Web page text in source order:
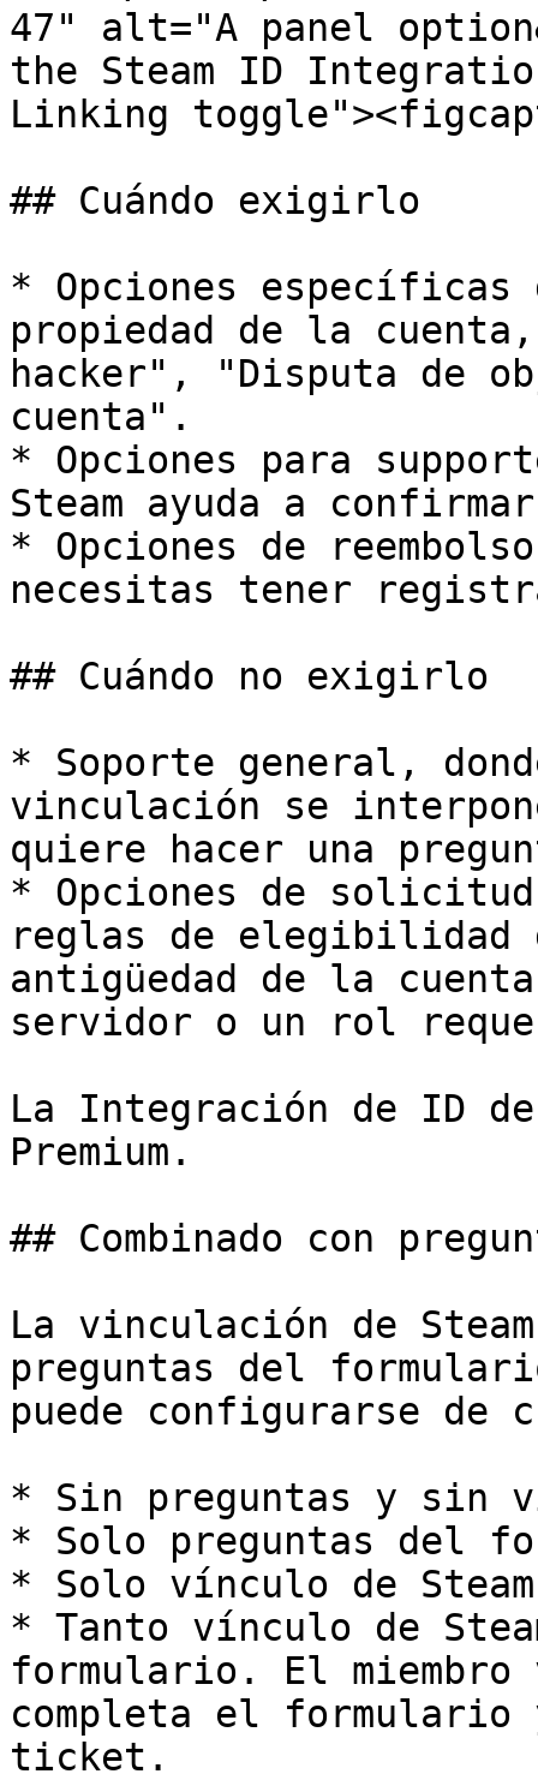
47" alt="A panel
the Steam ID
Linking
## Cuándo exigirlo
* Opciones
propiedad de la
hacker", "Disputa de
cuenta".
* Opciones para
Steam ayuda a
* Opciones de
necesitas tener
## Cuándo no exigirlo
* Soporte general,
vinculación se
quiere hacer una
* Opciones de
reglas de
antigüedad de la
servidor o un rol
La Integración de ID
Premium.
## Combinado con
La vinculación de
preguntas del
puede configurarse de
* Sin preguntas y sin
* Solo preguntas del
* Solo vínculo de
* Tanto vínculo de
formulario. El
completa el formulario
ticket.